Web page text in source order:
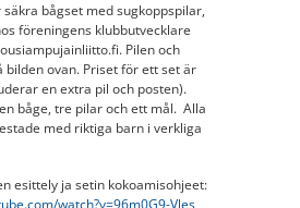
bågset med sugkoppspilar,
föreningens klubbutvecklare
Pilen och
bilden ovan. Priset för ett set är
en extra pil och posten).
båge, tre pilar och ett mål. Alla
med riktiga barn i verkliga
esittely ja setin kokoamisohjeet: